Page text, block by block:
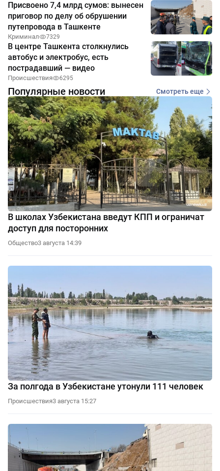
Присвоено 7,4 млрд сумов: вынесен
приговор по делу об обрушении
путепровода в Ташкенте
Криминал 7329
В центре Ташкента столкнулись
автобус и электробус, есть
пострадавший — видео
Происшествия 6295
Популярные новости Смотреть еще
В школах Узбекистана введут КПП и ограничат
доступ для посторонних
Общество3 августа 14:39
За полгода в Узбекистане утонули 111 человек
Происшествия3 августа 15:27